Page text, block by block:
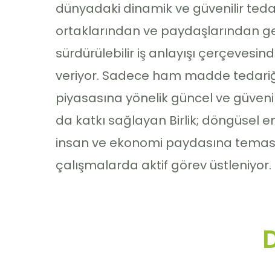
dünyadaki dinamik ve güvenilir
ortaklarından ve paydaşlarından
sürdürülebilir iş anlayışı
veriyor. Sadece ham madde
piyasasına yönelik güncel ve
da katkı sağlayan Birlik; döngüsel
insan ve ekonomi paydasına
çalışmalarda aktif görev üstleniyor.